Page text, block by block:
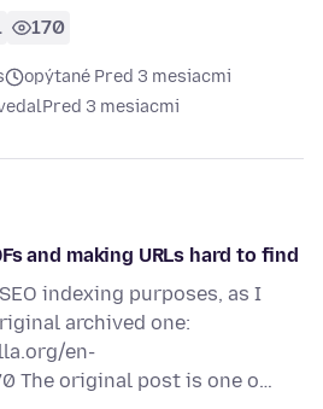
170
opýtané Pred 3 mesiacmi
Pred 3 mesiacmi
and making URLs hard to find
indexing purposes, as I
archived one:
en-
The original post is one o…